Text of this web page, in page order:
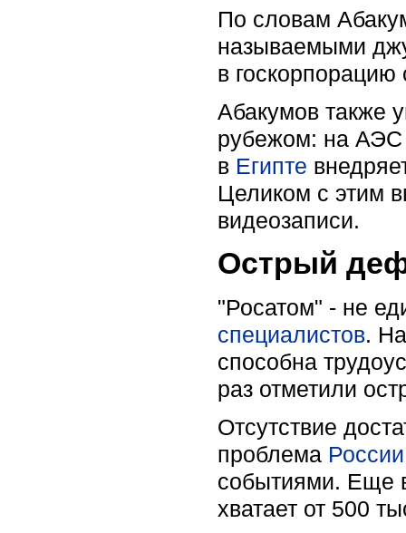
По словам
называемыми
в
Абакумов также
рубежом: на
в Египте
Целиком с этим
видеозаписи.
Острый
"Росатом" - не
специалистов.
способна
раз отметили
Отсутствие
проблема России
событиями. Еще
хватает от 500